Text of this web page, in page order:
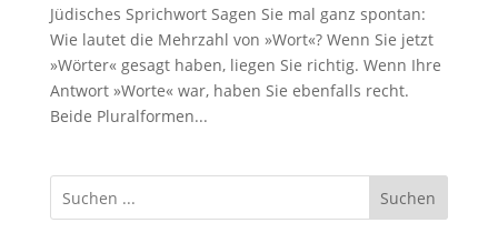
Jüdisches Sprichwort Sagen Sie mal ganz spontan:
Wie lautet die Mehrzahl von »Wort«? Wenn Sie jetzt
»Wörter« gesagt haben, liegen Sie richtig. Wenn Ihre
Antwort »Worte« war, haben Sie ebenfalls recht.
Beide Pluralformen...
Suchen